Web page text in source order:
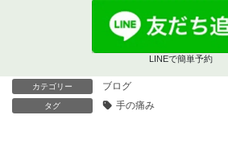
LINEで簡単予約
カテゴリー ブログ
タグ 手の痛み